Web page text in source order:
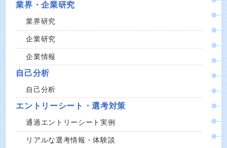
業界・企業研究
業界研究
企業研究
企業情報
自己分析
自己分析
エントリーシート・選考対策
通過エントリーシート実例
リアルな選考情報・体験談